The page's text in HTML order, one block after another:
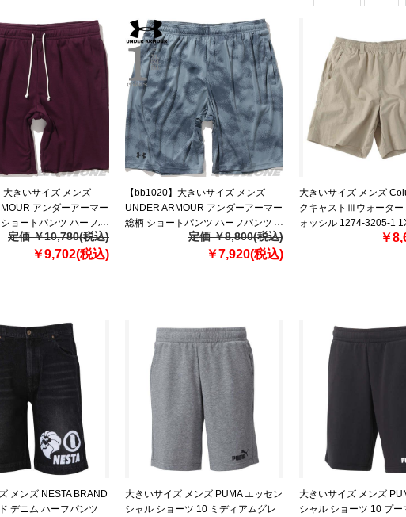
大きいサイズ メンズ
アンダーアーマー
ョートパンツ ハーフパ
ツ RIVAL TERRY
直輸入 1361631-572
定価 ￥10,780(税込)
￥9,702(税込)
【bb1020】大きいサイズ メンズ
UNDER ARMOUR アンダーアーマー
総柄 ショートパンツ ハーフパンツ
ショーツ LOOSE TECH PRINTED
SHORT USA直輸入 1376945-045
定価 ￥8,800(税込)
￥7,920(税込)
大きいサイズ メンズ
クキャストⅢウォーター
ォッシル 1274-3205-1
￥
メンズ NESTA BRAND
デニム ハーフパンツ
大きいサイズ メンズ PUMA エッセン
シャル ショーツ 10 ミディアムグレ
大きいサイズ メンズ
シャル ショーツ 10 プー